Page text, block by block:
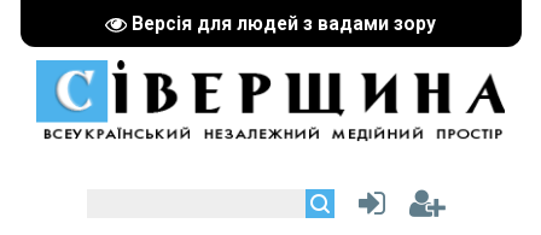
Версія для людей з вадами зору